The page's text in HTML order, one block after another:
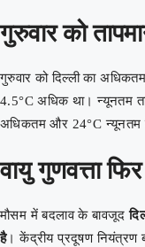
गुरुवार को
गुरुवार को दिल्ली का
4.5°C अधिक था। न्यूनतम
अधिकतम और 24°C न्यूनतम
वायु गुणवत्ता
मौसम में बदलाव के बावजूद
है। केंद्रीय प्रदूषण नियंत्रण